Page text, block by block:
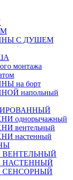
С ДУШЕМ
монтажа
на борт
напольный
однорычажный
вентельный
настенный
ВЕНТЕЛЬНЫЙ
НАСТЕННЫЙ
СЕНСОРНЫЙ